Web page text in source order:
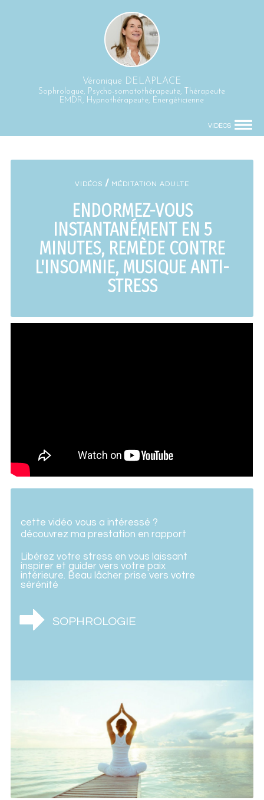
Véronique DELAPLACE
Sophrologue, Psycho-somatothérapeute, Thérapeute
EMDR, Hypnothérapeute, Énergéticienne
VIDÉOS
VIDÉOS / MÉDITATION ADULTE
ENDORMEZ-VOUS
INSTANTANÉMENT EN 5
MINUTES, REMÈDE CONTRE
L'INSOMNIE, MUSIQUE ANTI-
STRESS
cette vidéo vous a intéressé ?
découvrez ma prestation en rapport
Libérez votre stress en vous laissant
inspirer et guider vers votre paix
intérieure. Beau lâcher prise vers votre
sérénité
SOPHROLOGIE